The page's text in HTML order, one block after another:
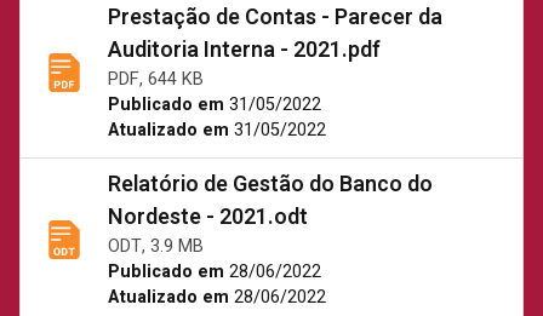
Prestação de Contas - Parecer da
Auditoria Interna - 2021.pdf
PDF, 644 KB
Publicado em 31/05/2022
Atualizado em 31/05/2022
Relatório de Gestão do Banco do
Nordeste - 2021.odt
ODT, 3.9 MB
Publicado em 28/06/2022
Atualizado em 28/06/2022